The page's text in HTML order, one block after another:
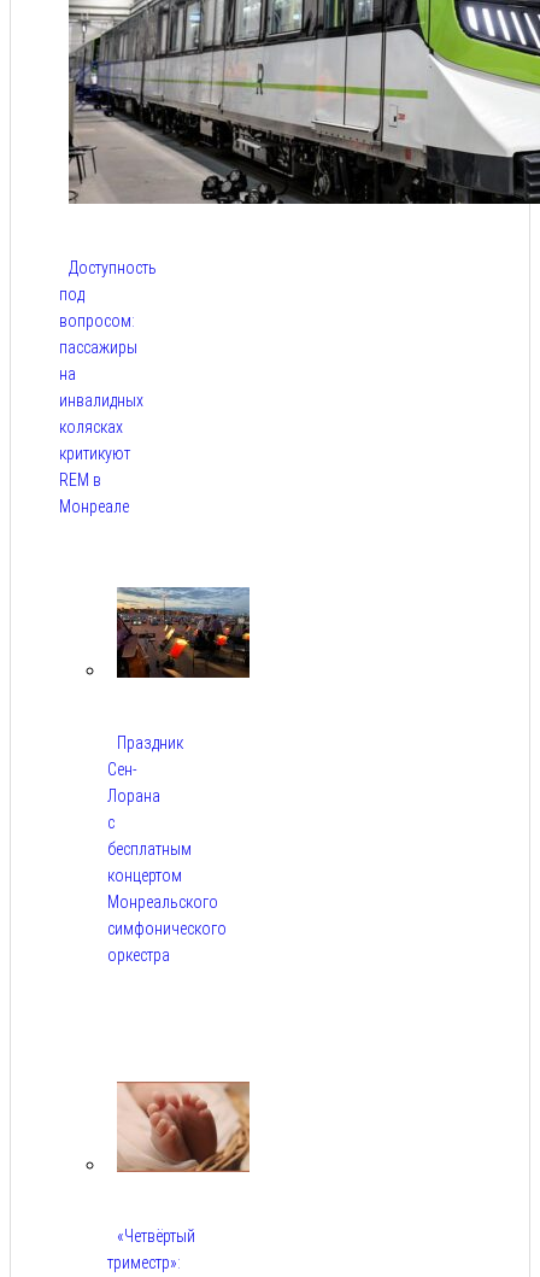
Доступность
под
вопросом:
пассажиры
на
инвалидных
колясках
критикуют
REM в
Монреале
Праздник
Сен-
Лорана
с
бесплатным
концертом
Монреальского
симфонического
оркестра
«Четвёртый
триместр»: